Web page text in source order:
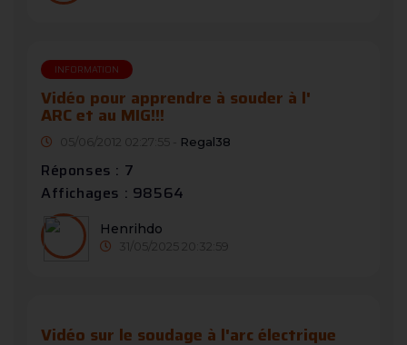
INFORMATION
Vidéo pour apprendre à souder à l'
ARC et au MIG!!!
05/06/2012 02:27:55 - Regal38
Réponses : 7
Affichages : 98564
Henrihdo
31/05/2025 20:32:59
Vidéo sur le soudage à l'arc électrique